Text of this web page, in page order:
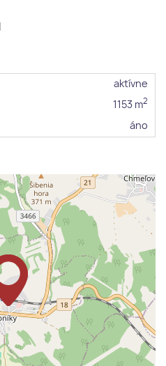
aktívne
1153 m2
áno